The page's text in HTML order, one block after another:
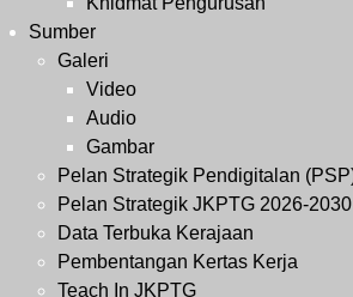
Sumber
Galeri
Video
Audio
Gambar
Pelan Strategik Pendigitalan
Pelan Strategik JKPTG 2026-2030
Data Terbuka Kerajaan
Pembentangan Kertas Kerja
Teach In JKPTG